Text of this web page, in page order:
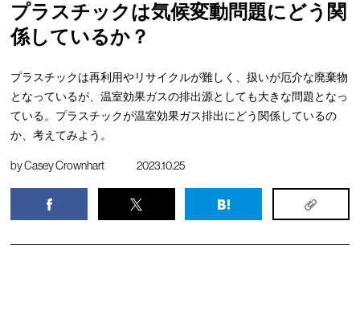
プラスチックは気候変動問題にどう関
係しているか？
プラスチックは再利用やリサイクルが難しく、扱いが厄介な廃棄物
となっているが、温室効果ガスの排出源としても大きな問題となっ
ている。プラスチックが温室効果ガス排出にどう関係しているの
か、考えてみよう。
byCasey Crownhart 2023.10.25